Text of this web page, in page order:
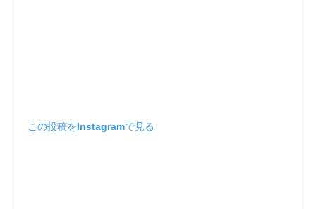
この投稿をInstagramで見る